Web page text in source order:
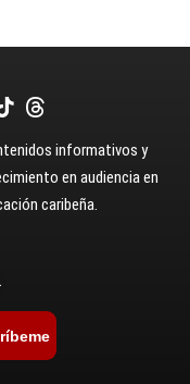
informativos y
en audiencia en
caribeña.